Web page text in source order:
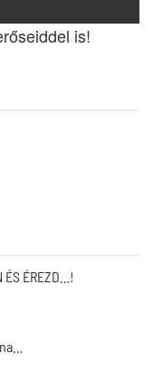
is!
ÉS ÉREZD…!